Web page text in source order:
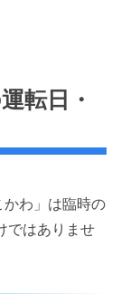
転日・
かわ」は臨時の
ではありませ